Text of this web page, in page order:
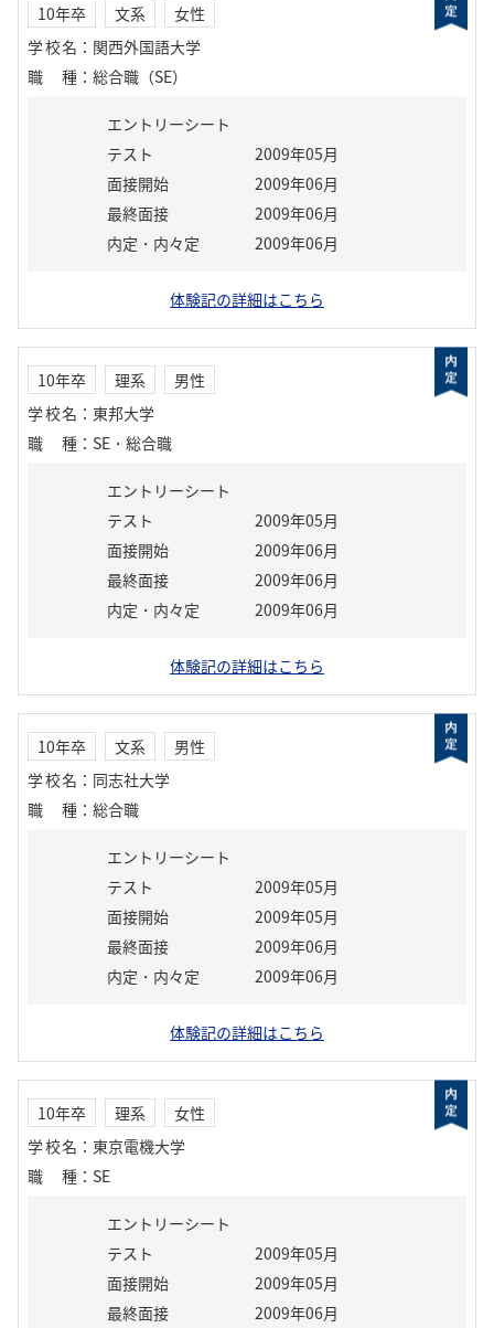
10年卒 文系
女性
学校名 ： 関西外国語大学
職種 ： 総合職（SE）
エントリーシート
テスト
2009年05月
面接開始
2009年06月
最終面接
2009年06月
内定・内々定
2009年06月
体験記の詳細はこちら
10年卒 理系
男性
学校名 ： 東邦大学
職種 ： SE・総合職
エントリーシート
テスト
2009年05月
面接開始
2009年06月
最終面接
2009年06月
内定・内々定
2009年06月
体験記の詳細はこちら
10年卒 文系
男性
学校名 ： 同志社大学
職種 ： 総合職
エントリーシート
テスト
2009年05月
面接開始
2009年05月
最終面接
2009年06月
内定・内々定
2009年06月
体験記の詳細はこちら
10年卒 理系
女性
学校名 ： 東京電機大学
職種 ： SE
エントリーシート
テスト
2009年05月
面接開始
2009年05月
最終面接
2009年06月